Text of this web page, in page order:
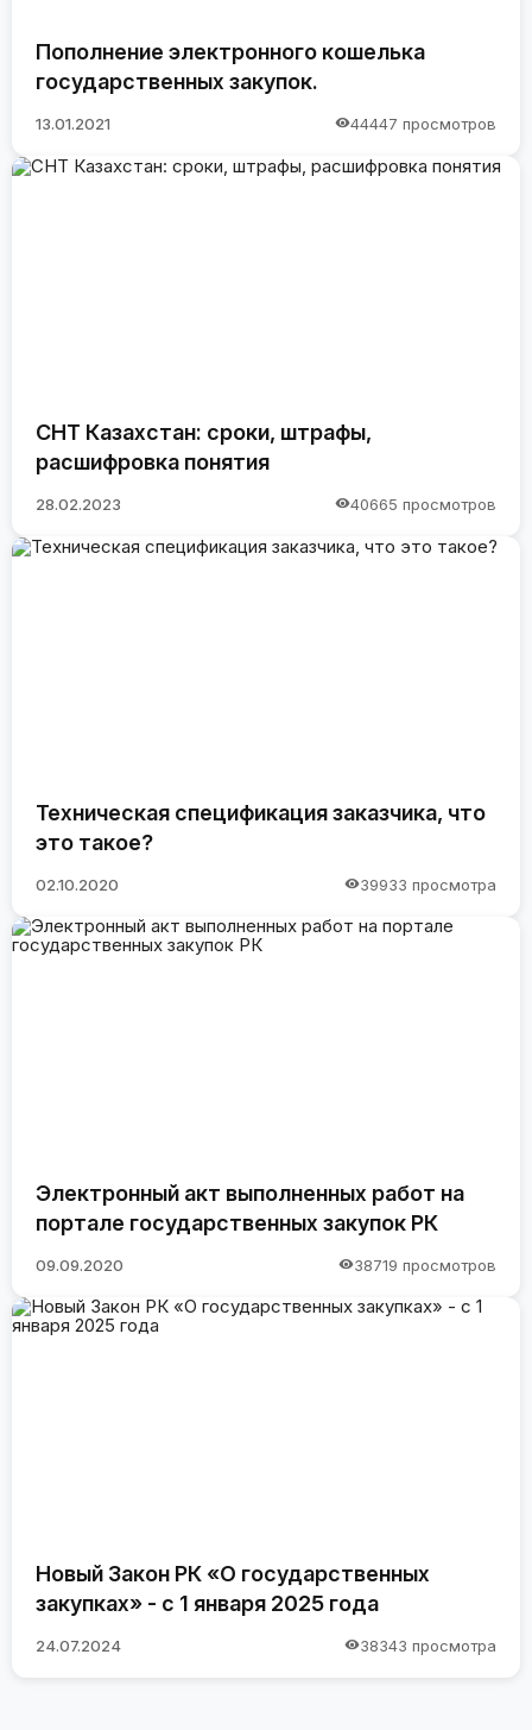
Пополнение электронного кошелька
государственных закупок.
13.01.2021 44447 просмотров
СНТ Казахстан: сроки, штрафы,
расшифровка понятия
28.02.2023 40665 просмотров
Техническая спецификация заказчика, что
это такое?
02.10.2020 39933 просмотра
Электронный акт выполненных работ на
портале государственных закупок РК
09.09.2020 38719 просмотров
Новый Закон РК «О государственных
закупках» - с 1 января 2025 года
24.07.2024 38343 просмотра